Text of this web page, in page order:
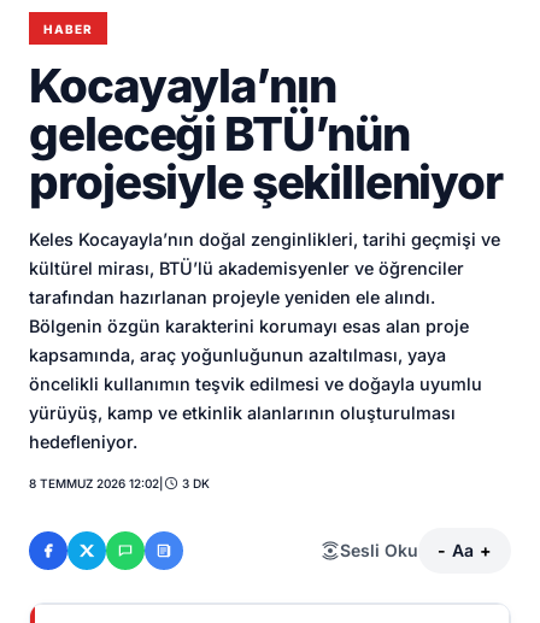
HABER
Kocayayla’nın
geleceği BTÜ’nün
projesiyle şekilleniyor
Keles Kocayayla’nın doğal zenginlikleri, tarihi geçmişi ve
kültürel mirası, BTÜ’lü akademisyenler ve öğrenciler
tarafından hazırlanan projeyle yeniden ele alındı.
Bölgenin özgün karakterini korumayı esas alan proje
kapsamında, araç yoğunluğunun azaltılması, yaya
öncelikli kullanımın teşvik edilmesi ve doğayla uyumlu
yürüyüş, kamp ve etkinlik alanlarının oluşturulması
hedefleniyor.
8 TEMMUZ 2026 12:02 3 DK
Sesli Oku - Aa +